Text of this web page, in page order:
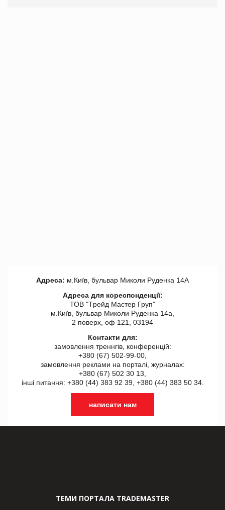
Адреса: м.Київ, бульвар Миколи Руденка 14А
Адреса для кореспонденції:
ТОВ "Tрейд Мастер Груп"
м.Київ, бульвар Миколи Руденка 14а,
2 поверх, оф 121, 03194
Контакти для:
замовлення треннгів, конференцій:
+380 (67) 502-99-00,
замовлення реклами на порталі, журналах:
+380 (67) 502 30 13,
інші питання: +380 (44) 383 92 39, +380 (44) 383 50 34.
написати нам
ТЕМИ ПОРТАЛА TRADEMASTER